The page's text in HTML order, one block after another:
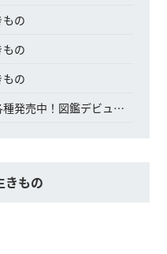
の
の
の
デビューはMOVEがおすすめ！
きもの